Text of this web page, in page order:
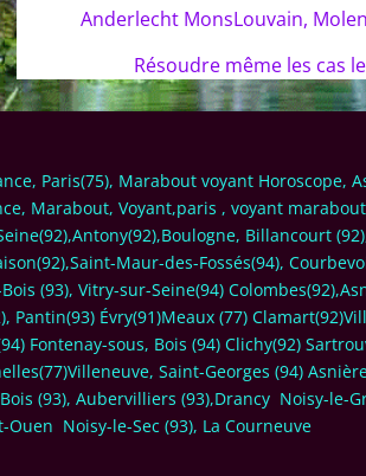
Anderlecht MonsLouvain,
Résoudre même les cas
Paris(75), Marabout voyant Horoscope,
Marabout, Voyant,paris , voyant
Billancourt
Maur-des-Fossés(94),
(93), Vitry-sur-Seine(94)
Pantin(93) Évry(91)Meaux (77)
Fontenay-sous, Bois (94) Clichy(92)
Saint-Georges (94)
(93), Aubervilliers (93),Drancy Noisy-le-
Noisy-le-Sec (93), La Courneuve